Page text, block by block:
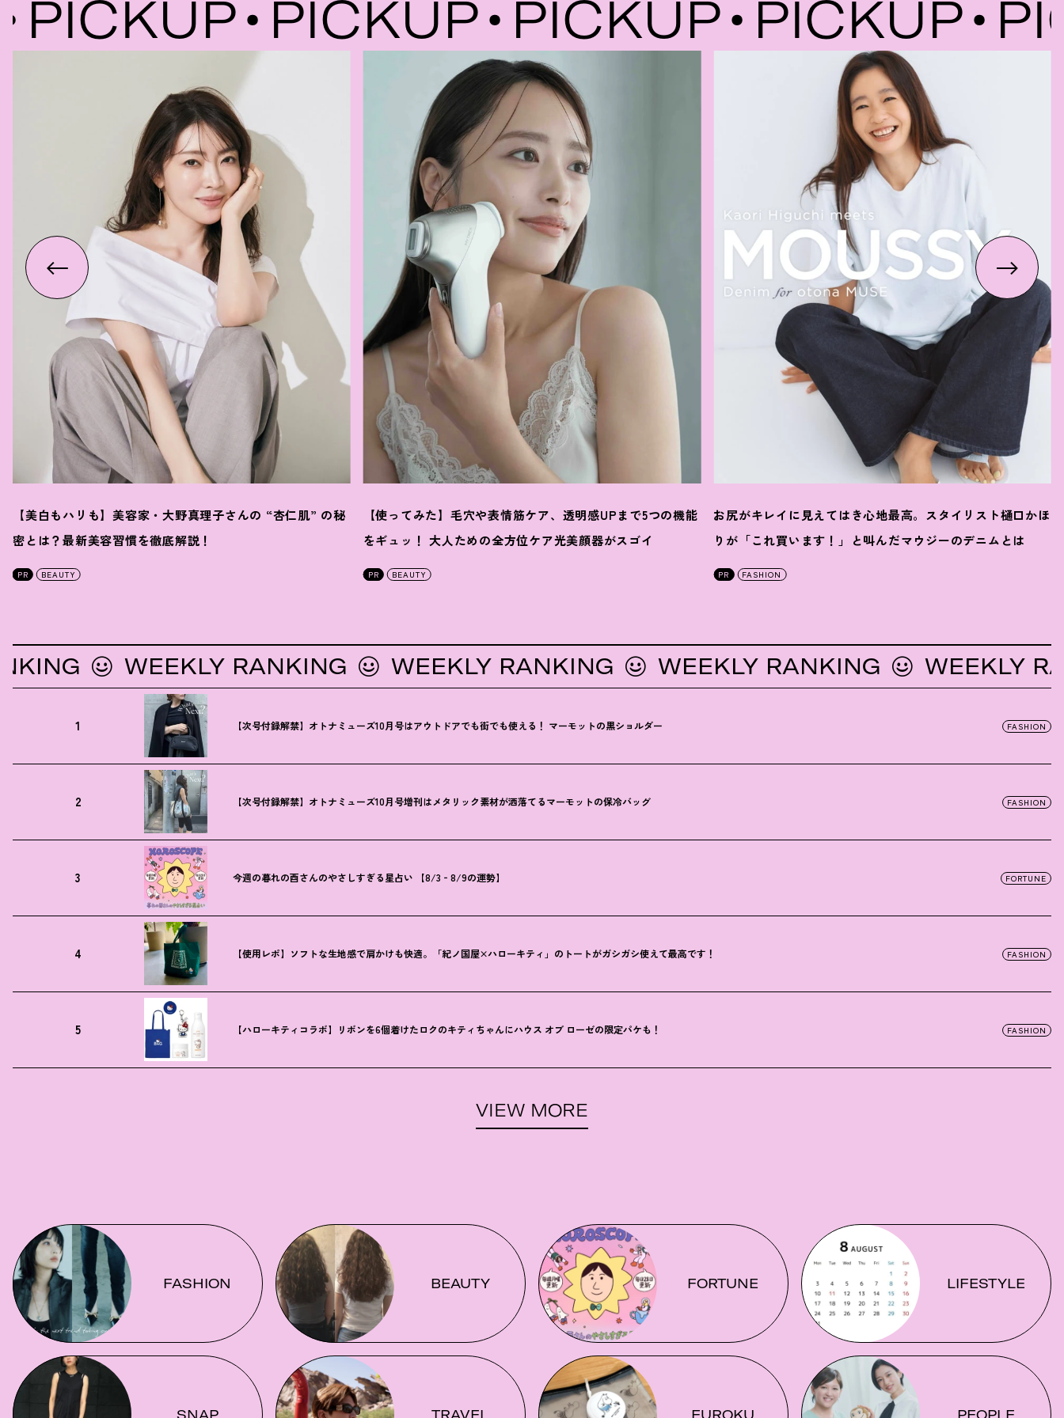
PICKUP PICKUP PICKUP
【美白もハリも】美容家・大野真理子さんの “杏仁肌” の秘
密とは？最新美容習慣を徹底解説 ！
PR BEAUTY
【使ってみた】毛穴や表情筋ケア、透明感UPまで5つの機能
をギュッ ！ 大人ための全方位ケア光美顔器がスゴイ
PR BEAUTY
お尻がキレイに見えてはき心地最高。スタイリスト樋口かほ
りが「これ買います ！ 」と叫んだマウジーのデニムとは
PR FASHION
WEEKLY RANKING WEEKLY RANKING WEEKLY RANKING WEEKLY
1 【次号付録解禁】オトナミューズ10月号はアウトドアでも街でも使える ！ マーモットの黒ショルダー FASHION
2 【次号付録解禁】オトナミューズ10月号増刊はメタリック素材が洒落てるマーモットの保冷バッグ FASHION
3 今週の暮れの酉さんのやさしすぎる星占い 【8/3‐8/9の運勢】 FORTUNE
4 【使用レポ】ソフトな生地感で肩かけも快適。「紀ノ国屋×ハローキティ」のトートがガシガシ使えて最高です ！ FASHION
5 【ハローキティコラボ】リボンを6個着けたロクのキティちゃんにハウス オブ ローゼの限定パケも ！ FASHION
VIEW MORE
FASHION BEAUTY FORTUNE LIFESTYLE
SNAP TRAVEL FUROKU PEOPLE